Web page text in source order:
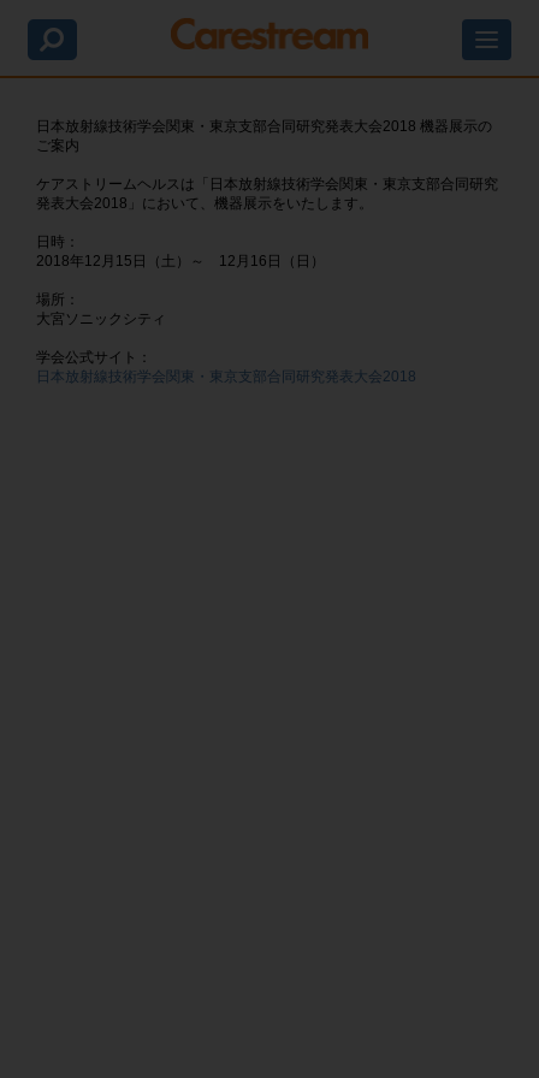
あなたは医療関係者ですか?
このサイトは、医療関係者を対象とした情報提供
を目的としております。
一般の方への情報提供を目的としたものではあり
ませんのでご了承ください。
あなたは医療関係者ですか?
はい
いいえ
日本放射線技術学会関東・東京支部合同研究発表大会2018 機器展示の
ご案内
ケアストリームヘルスは「日本放射線技術学会関東・東京支部合同研究
発表大会2018」において、機器展示をいたします。
日時：
2018年12月15日（土）～ 12月16日（日）
場所：
大宮ソニックシティ
学会公式サイト：
日本放射線技術学会関東・東京支部合同研究発表大会2018